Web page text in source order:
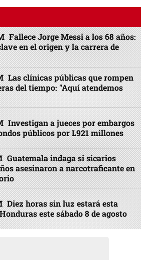
Fallece Jorge Messi a los 68 años:
en el origen y la carrera de
Las clínicas públicas que rompen
del tiempo: "Aquí atendemos
Investigan a jueces por embargos
públicos por L921 millones
Guatemala indaga si sicarios
asesinaron a narcotraficante en
Diez horas sin luz estará esta
este sábado 8 de agosto